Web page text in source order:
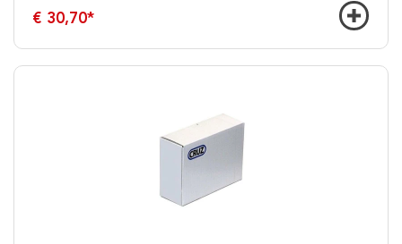
€ 30,70*